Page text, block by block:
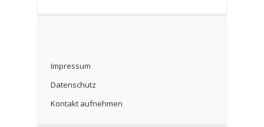
Impressum
Datenschutz
Kontakt aufnehmen